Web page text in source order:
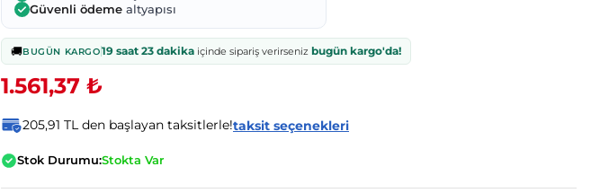
Güvenli ödeme altyapısı
🚚BUGÜN KARGO19 saat 23 dakikaiçinde sipariş verirseniz bugün kargo'da!
1.561,37 ₺
205,91 TL den başlayan taksitlerle!taksit seçenekleri
Stok Durumu:Stokta Var